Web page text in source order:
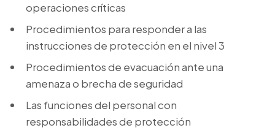
operaciones críticas
Procedimientos para responder a las
instrucciones de protección en el nivel 3
Procedimientos de evacuación ante una
amenaza o brecha de seguridad
Las funciones del personal con
responsabilidades de protección